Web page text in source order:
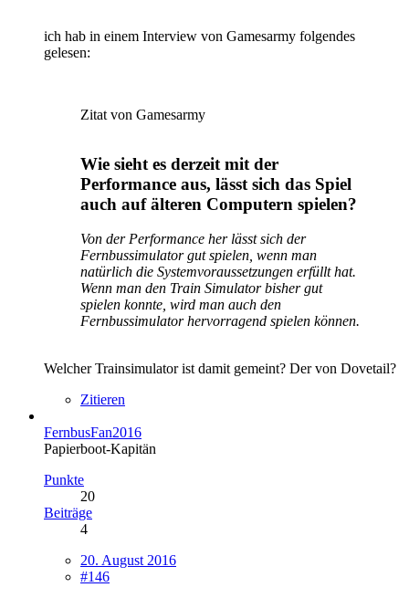
ich hab in einem Interview von Gamesarmy folgendes
gelesen:
Zitat von Gamesarmy
Wie sieht es derzeit mit der
Performance aus, lässt sich das Spiel
auch auf älteren Computern spielen?
Von der Performance her lässt sich der
Fernbussimulator gut spielen, wenn man
natürlich die Systemvoraussetzungen erfüllt hat.
Wenn man den Train Simulator bisher gut
spielen konnte, wird man auch den
Fernbussimulator hervorragend spielen können.
Welcher Trainsimulator ist damit gemeint? Der von Dovetail?
Zitieren
FernbusFan2016
Papierboot-Kapitän
Punkte
20
Beiträge
4
20. August 2016
#146